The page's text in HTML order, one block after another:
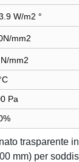
W/m2 °
mm2
mm2
Pa
trasparente
mm) per